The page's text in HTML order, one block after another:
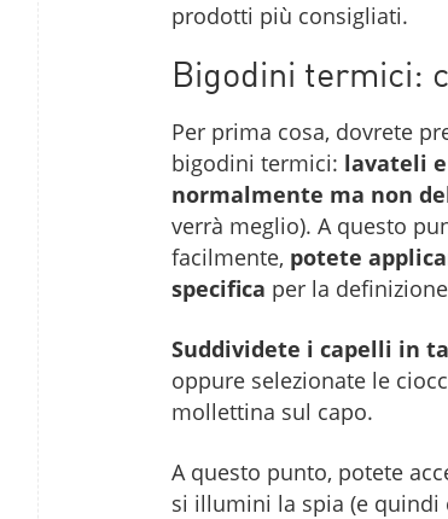
prodotti più consigliati.
Bigodini termici:
Per prima cosa, dovrete
bigodini termici: lavateli
normalmente ma non
verrà meglio). A questo
facilmente, potete
specifica per la
Suddividete i capelli in
oppure selezionate le
mollettina sul capo.
A questo punto, potete
si illumini la spia (e quindi